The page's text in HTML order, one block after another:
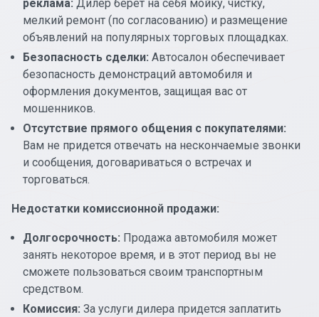
реклама: Дилер берет на себя мойку, чистку,
мелкий ремонт (по согласованию) и размещение
объявлений на популярных торговых площадках.
Безопасность сделки: Автосалон обеспечивает
безопасность демонстраций автомобиля и
оформления документов, защищая вас от
мошенников.
Отсутствие прямого общения с покупателями:
Вам не придется отвечать на нескончаемые звонки
и сообщения, договариваться о встречах и
торговаться.
Недостатки комиссионной продажи:
Долгосрочность: Продажа автомобиля может
занять некоторое время, и в этот период вы не
сможете пользоваться своим транспортным
средством.
Комиссия: За услуги дилера придется заплатить